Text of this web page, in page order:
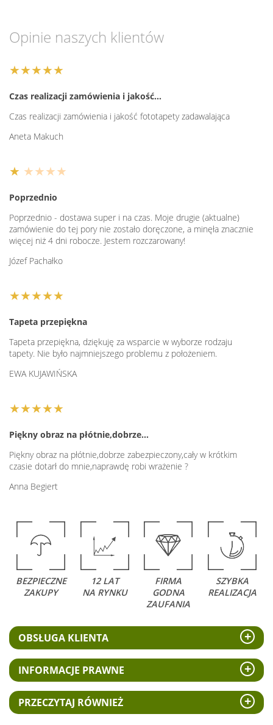
Opinie naszych klientów
★★★★★
Czas realizacji zamówienia i jakość…
Czas realizacji zamówienia i jakość fototapety zadawalająca
Aneta Makuch
★ ★★★★
Poprzednio
Poprzednio - dostawa super i na czas. Moje drugie (aktualne)
zamówienie do tej pory nie zostało doręczone, a minęła znacznie
więcej niż 4 dni robocze. Jestem rozczarowany!
Józef Pachałko
★★★★★
Tapeta przepiękna
Tapeta przepiękna, dziękuję za wsparcie w wyborze rodzaju
tapety. Nie było najmniejszego problemu z położeniem.
EWA KUJAWIŃSKA
★★★★★
Piękny obraz na płótnie,dobrze…
Piękny obraz na płótnie,dobrze zabezpieczony,cały w krótkim
czasie dotarł do mnie,naprawdę robi wrażenie ?
Anna Begiert
BEZPIECZNE
ZAKUPY
12 LAT
NA RYNKU
FIRMA
GODNA
ZAUFANIA
SZYBKA
REALIZACJA
OBSŁUGA KLIENTA
INFORMACJE PRAWNE
PRZECZYTAJ RÓWNIEŻ